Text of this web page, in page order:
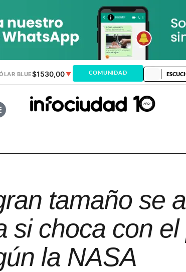
BLUE$1530,00▼ DÓLAR MEP ▼
COMUNIDAD
tamaño se
si choca con
la NASA